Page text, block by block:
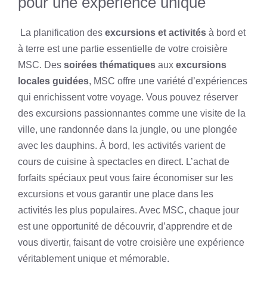
La planification des excursions et activités à bord et
à terre est une partie essentielle de votre croisière
MSC. Des soirées thématiques aux excursions
locales guidées, MSC offre une variété d’expériences
qui enrichissent votre voyage. Vous pouvez réserver
des excursions passionnantes comme une visite de la
ville, une randonnée dans la jungle, ou une plongée
avec les dauphins. À bord, les activités varient de
cours de cuisine à spectacles en direct. L’achat de
forfaits spéciaux peut vous faire économiser sur les
excursions et vous garantir une place dans les
activités les plus populaires. Avec MSC, chaque jour
est une opportunité de découvrir, d’apprendre et de
vous divertir, faisant de votre croisière une expérience
véritablement unique et mémorable.